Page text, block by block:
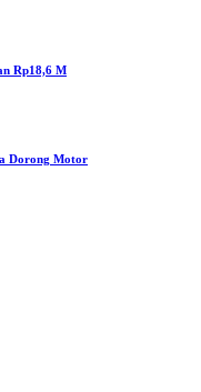
Rp18,6 M
Dorong Motor